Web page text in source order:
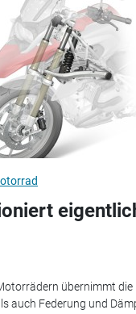
übernimmt die
auch Federung und